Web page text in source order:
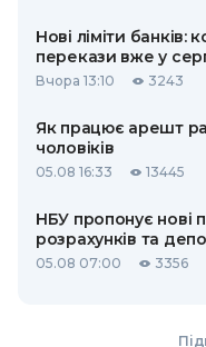
Нові ліміти банків:
перекази вже у
Вчора 13:10 3243
Як працює арешт
чоловіків
05.08 16:33 13445
НБУ пропонує нові
розрахунків та
05.08 07:00 3356